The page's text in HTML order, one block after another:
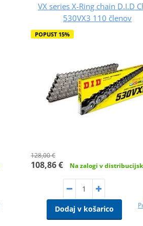
VX series X-Ring chain D.I.D
530VX3 110 členov
POPUST 15%
128,00 €
108,86 € Na zalogi v
Dodaj v košarico